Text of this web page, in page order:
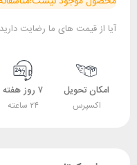
آیا از قیمت های ما رضایت
امکان تحویل
اکسپرس
۷ روز هفته
۲۴ ساعته